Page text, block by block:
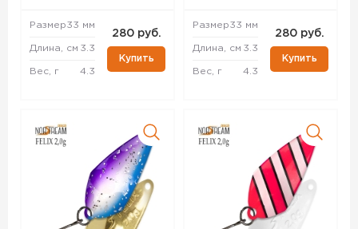
Размер33 мм
Длина, см 3.3
Вес, г 4.3
280 руб.
Купить
Размер33 мм
Длина, см 3.3
Вес, г 4.3
280 руб.
Купить